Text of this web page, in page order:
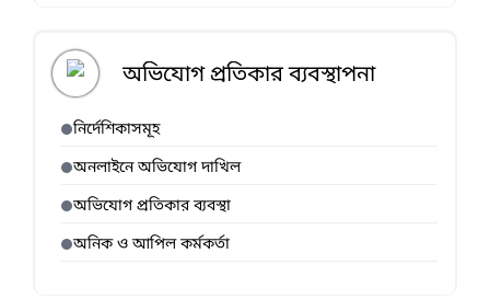
অভিযোগ প্রতিকার ব্যবস্থাপনা
নির্দেশিকাসমূহ
অনলাইনে অভিযোগ দাখিল
অভিযোগ প্রতিকার ব্যবস্থা
অনিক ও আপিল কর্মকর্তা